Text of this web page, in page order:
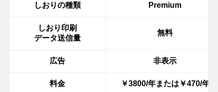
しおりの種類 Premium
しおり印刷
データ送信量
無料
広告 非表示
料金 ￥3800/年または￥470/年